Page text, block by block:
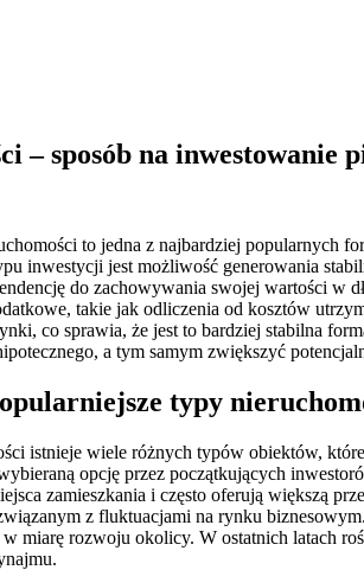
– sposób na inwestowanie
to jedna z najbardziej popularnych
inwestycji jest możliwość generowania
do zachowywania swojej wartości w
takie jak odliczenia od kosztów
co sprawia, że jest to bardziej stabilna
a tym samym zwiększyć
typy
istnieje wiele różnych typów obiektów,
opcję przez początkujących
zamieszkania i często oferują większą
z fluktuacjami na rynku
miarę rozwoju okolicy. W ostatnich latach